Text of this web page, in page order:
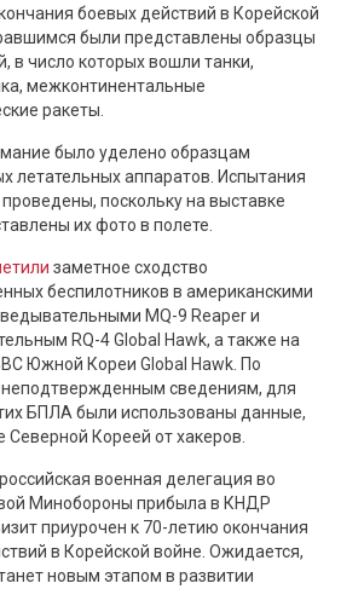
боевых действий в Корейской
были представлены образцы
в число которых вошли танки,
межконтинентальные
ракеты.
было уделено образцам
летательных аппаратов. Испытания
поскольку на выставке
их фото в полете.
заметное сходство
беспилотников в американскими
MQ-9 Reaper и
RQ-4 Global Hawk, а также на
Южной Кореи Global Hawk. По
сведениям, для
БПЛА были использованы данные,
Северной Кореей от хакеров.
военная делегация во
Минобороны прибыла в КНДР
приурочен к 70-летию окончания
в Корейской войне. Ожидается,
новым этапом в развитии